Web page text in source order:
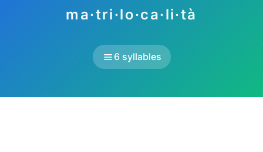
ma·tri·lo·ca·li·tà
6 syllables